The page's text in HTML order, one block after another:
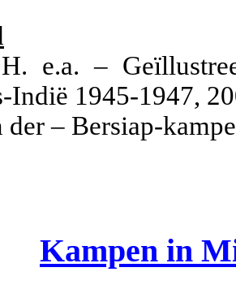
e.a. –
Indië 1945-1947,
der – Bersiap-
Kampen in